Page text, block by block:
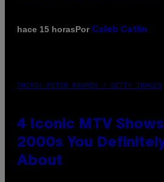
hace 15 horasPor Caleb Catlin
PHOTO: PETER KRAMER / GETTY IMAGES
4 Iconic MTV
2000s You
About